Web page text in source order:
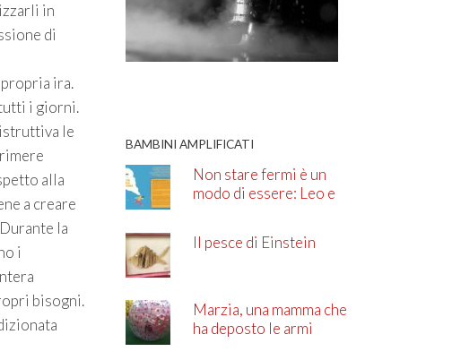
in
di
ira.
i giorni.
le
alla
a creare
la
i
bisogni.
BAMBINI AMPLIFICATI
Non stare fermi è un
modo di essere: Leo e
Il pesce di Einstein
Marzia, una mamma che
ha deposto le armi